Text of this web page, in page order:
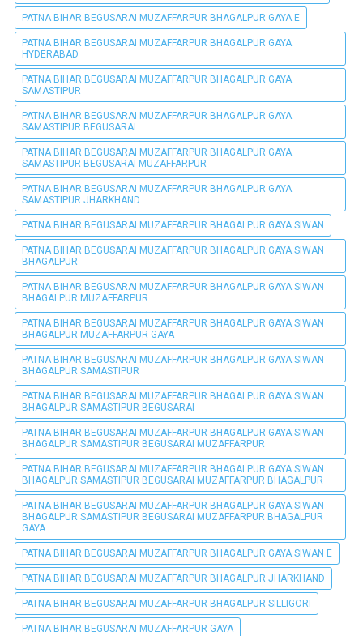
PATNA BIHAR BEGUSARAI MUZAFFARPUR BHAGALPUR GAYA E
PATNA BIHAR BEGUSARAI MUZAFFARPUR BHAGALPUR GAYA
HYDERABAD
PATNA BIHAR BEGUSARAI MUZAFFARPUR BHAGALPUR GAYA
SAMASTIPUR
PATNA BIHAR BEGUSARAI MUZAFFARPUR BHAGALPUR GAYA
SAMASTIPUR BEGUSARAI
PATNA BIHAR BEGUSARAI MUZAFFARPUR BHAGALPUR GAYA
SAMASTIPUR BEGUSARAI MUZAFFARPUR
PATNA BIHAR BEGUSARAI MUZAFFARPUR BHAGALPUR GAYA
SAMASTIPUR JHARKHAND
PATNA BIHAR BEGUSARAI MUZAFFARPUR BHAGALPUR GAYA SIWAN
PATNA BIHAR BEGUSARAI MUZAFFARPUR BHAGALPUR GAYA SIWAN
BHAGALPUR
PATNA BIHAR BEGUSARAI MUZAFFARPUR BHAGALPUR GAYA SIWAN
BHAGALPUR MUZAFFARPUR
PATNA BIHAR BEGUSARAI MUZAFFARPUR BHAGALPUR GAYA SIWAN
BHAGALPUR MUZAFFARPUR GAYA
PATNA BIHAR BEGUSARAI MUZAFFARPUR BHAGALPUR GAYA SIWAN
BHAGALPUR SAMASTIPUR
PATNA BIHAR BEGUSARAI MUZAFFARPUR BHAGALPUR GAYA SIWAN
BHAGALPUR SAMASTIPUR BEGUSARAI
PATNA BIHAR BEGUSARAI MUZAFFARPUR BHAGALPUR GAYA SIWAN
BHAGALPUR SAMASTIPUR BEGUSARAI MUZAFFARPUR
PATNA BIHAR BEGUSARAI MUZAFFARPUR BHAGALPUR GAYA SIWAN
BHAGALPUR SAMASTIPUR BEGUSARAI MUZAFFARPUR BHAGALPUR
PATNA BIHAR BEGUSARAI MUZAFFARPUR BHAGALPUR GAYA SIWAN
BHAGALPUR SAMASTIPUR BEGUSARAI MUZAFFARPUR BHAGALPUR
GAYA
PATNA BIHAR BEGUSARAI MUZAFFARPUR BHAGALPUR GAYA SIWAN E
PATNA BIHAR BEGUSARAI MUZAFFARPUR BHAGALPUR JHARKHAND
PATNA BIHAR BEGUSARAI MUZAFFARPUR BHAGALPUR SILLIGORI
PATNA BIHAR BEGUSARAI MUZAFFARPUR GAYA